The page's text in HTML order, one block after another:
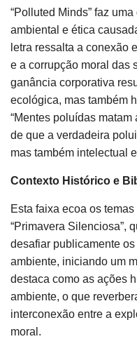
“Polluted Minds” faz
ambiental e ética
letra ressalta a conexão
e a corrupção moral das
ganância corporativa
ecológica, mas também
“Mentes poluídas
de que a verdadeira
mas também intelectual
Contexto Histórico e
Esta faixa ecoa os
“Primavera Silenciosa”,
desafiar publicamente
ambiente, iniciando um
destaca como as ações
ambiente, o que
interconexão entre a
moral.